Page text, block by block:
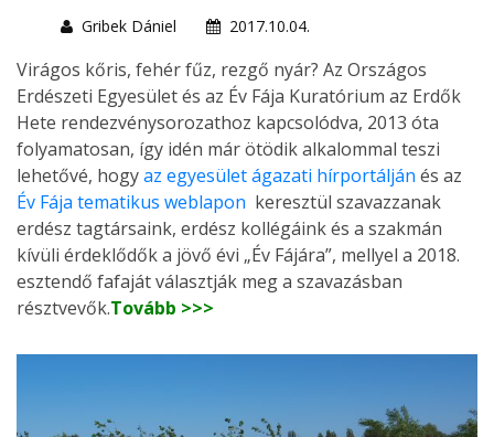
Gribek Dániel
2017.10.04.
Virágos kőris, fehér fűz, rezgő nyár? Az Országos
Erdészeti Egyesület és az Év Fája Kuratórium az Erdők
Hete rendezvénysorozathoz kapcsolódva, 2013 óta
folyamatosan, így idén már ötödik alkalommal teszi
lehetővé, hogyaz egyesület ágazati hírportálján és az
Év Fája tematikus weblapon keresztül szavazzanak
erdész tagtársaink, erdész kollégáink és a szakmán
kívüli érdeklődők a jövő évi „Év Fájára”, mellyel a 2018.
esztendő fafaját választják meg a szavazásban
résztvevők.Tovább >>>